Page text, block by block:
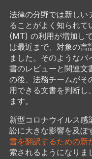
法律の分野では新しい
ることがよく知られて
(MT) の利用が増加し
は最近まで、対象の言
ました。そのような
書のレビューと関連文
の後、法務チームがそ
用できる文書を判断し
ます。
新型コロナウイルス感
訟に大きな影響を及ぼ
書を翻訳するための新
索されるようになりま